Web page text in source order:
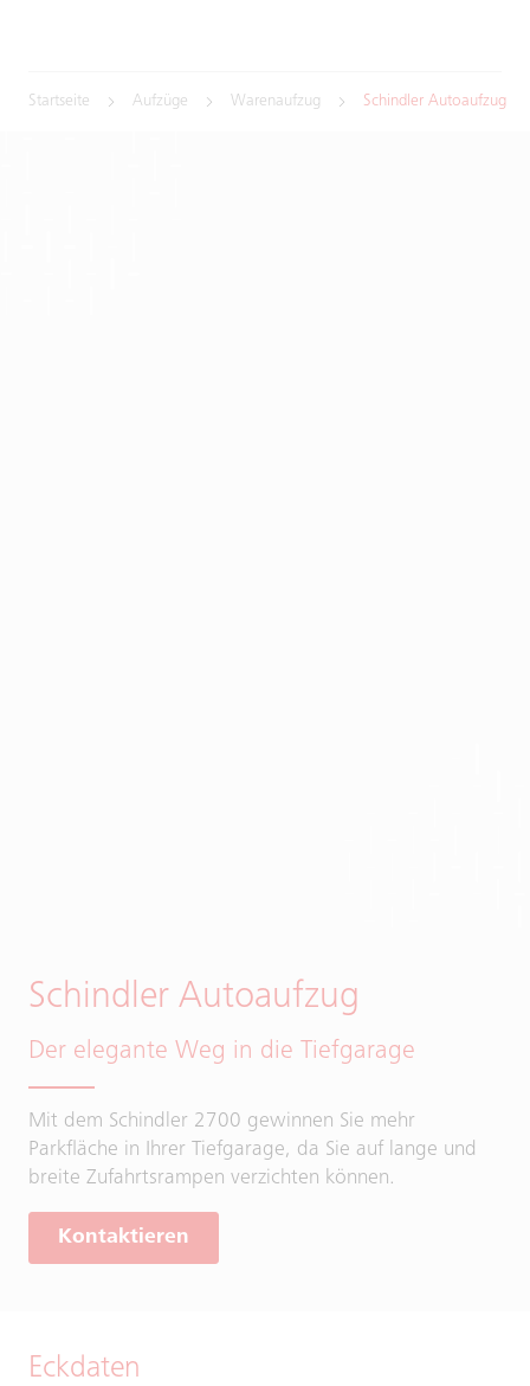
Startseite Aufzüge Warenaufzug Schindler Autoaufzug
Schindler Autoaufzug
Der elegante Weg in die Tiefgarage
Mit dem Schindler 2700 gewinnen Sie mehr
Parkfläche in Ihrer Tiefgarage, da Sie auf lange und
breite Zufahrtsrampen verzichten können.
Kontaktieren
Eckdaten